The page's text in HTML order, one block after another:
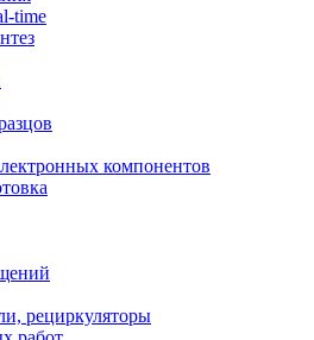
time
компонентов
рециркуляторы